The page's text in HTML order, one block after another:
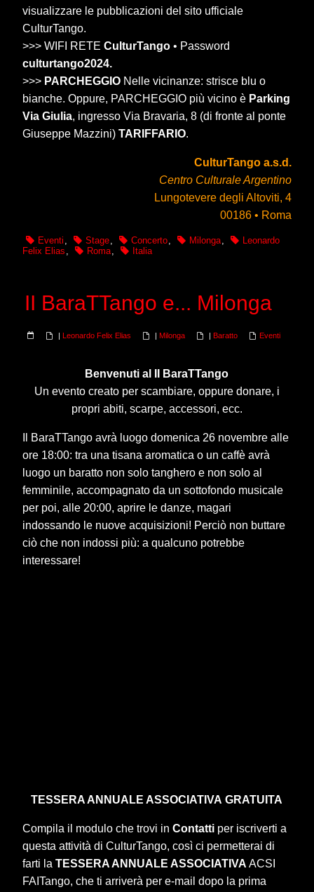
visualizzare le pubblicazioni del sito ufficiale
CulturTango.
>>> WIFI RETECulturTango • Password
culturtango2024.
>>> PARCHEGGIO Nelle vicinanze: strisce blu o
bianche. Oppure, PARCHEGGIO più vicino è Parking
Via Giulia, ingresso Via Bravaria, 8 (di fronte al ponte
Giuseppe Mazzini)TARIFFARIO.
CulturTango a.s.d.
Centro Culturale Argentino
Lungotevere degli Altoviti, 4
00186 • Roma
Eventi , Stage, Concerto, Milonga,
Leonardo
Felix Elias , Roma, Italia
II BaraTTango e... Milonga
Eventi
|Baratto
|Milonga
|Leonardo Felix Elias
Benvenuti al II BaraTTango
Un evento creato per scambiare, oppure donare, i
propri abiti, scarpe, accessori, ecc.
Il BaraTTango avrà luogo domenica 26 novembre alle
ore 18:00: tra una tisana aromatica o un caffè avrà
luogo un baratto non solo tanghero e non solo al
femminile, accompagnato da un sottofondo musicale
per poi, alle 20:00, aprire le danze, magari
indossando le nuove acquisizioni! Perciò non buttare
ciò che non indossi più: a qualcuno potrebbe
interessare!
TESSERA ANNUALE ASSOCIATIVA GRATUITA
Compila il modulo che trovi inContatti per iscriverti a
questa attività di CulturTango, così ci permetterai di
farti laTESSERA ANNUALE ASSOCIATIVA ACSI
FAITango, che ti arriverà per e-mail dopo la prima